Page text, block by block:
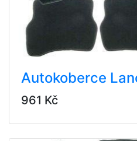
Autokoberce
961 Kč